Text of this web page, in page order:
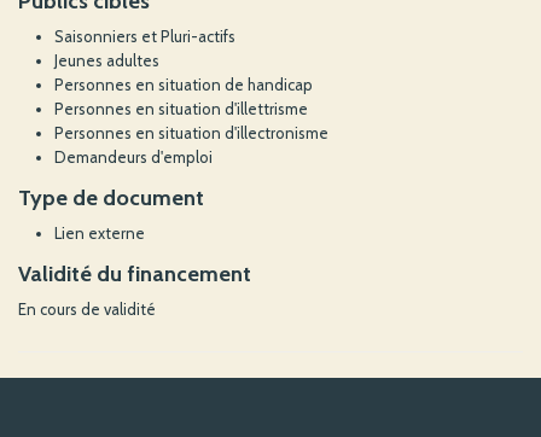
Saisonniers et Pluri-actifs
Jeunes adultes
Personnes en situation de handicap
Personnes en situation d'illettrisme
Personnes en situation d'illectronisme
Demandeurs d'emploi
Type de document
Lien externe
Validité du financement
En cours de validité